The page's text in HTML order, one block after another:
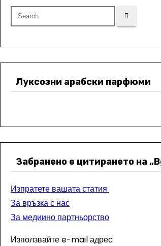
Луксозни арабски парфюми
Забранено е цитирането на
Изпратете вашата статия
За връзка с нас
За медиино партньорство
Използвайте e-mail адрес: